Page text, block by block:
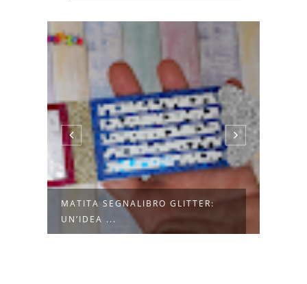
MATITA SEGNALIBRO GLITTER:
UN’IDEA ...